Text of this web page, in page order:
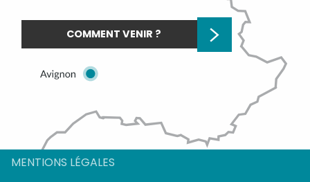
COMMENT VENIR ?
MENTIONS LÉGALES